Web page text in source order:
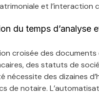
et l’interaction
du temps d’analyse
croisée des documents
des statuts de
nécessite des dizaines
de notaire.